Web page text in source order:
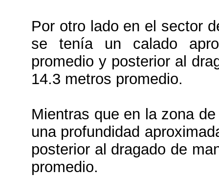
Por otro lado en el sector
se tenía un calado
promedio y posterior al
14.3 metros promedio.
Mientras que en la zona
una profundidad
posterior al dragado de
promedio.